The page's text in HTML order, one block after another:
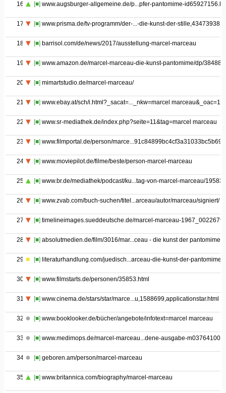
16 [■] www.augsburger-allgemeine.de/p...pfer-pantomime-
17 [■] www.prisma.de/tv-programm/der-...-die-kunst-der-stille,43473938
18 [■] barrisol.com/de/news/2017/ausstellung-marcel-marceau
19 [■] www.amazon.de/marcel-marceau-die-kunst-pantomime/dp/
20 [■] mimartstudio.de/marcel-marceau/
21 [■] www.ebay.at/sch/i.html?_sacat=..._nkw=marcel marceau&_oac=1
22 [■] www.sr-mediathek.de/index.php?seite=11&tag=marcel marceau
23 [■] www.filmportal.de/person/
24 [■] www.moviepilot.de/filme/beste/person-marcel-marceau
25 [■] www.br.de/mediathek/podcast/ku...tag-von-marcel-marceau/
26 [■] www.zvab.com/buch-suchen/titel...arceau/autor/marceau/signiert/
27 [■] timelineimages.sueddeutsche.de/marcel-marceau-
28 [■] absolutmedien.de/film/3016/mar...ceau - die kunst der pantomime
29 [■] literaturhandlung.com/juedisch...arceau-die-kunst-der-pantomime
30 [■] www.filmstarts.de/personen/35853.html
31 [■] www.cinema.de/stars/star/marce...u,1588699,applicationstar.html
32 [■] www.booklooker.de/bücher/angebote/infotext=marcel marceau
33 [■] www.medimops.de/marcel-marceau...dene-ausgabe-
34 [■] geboren.am/person/marcel-marceau
35 [■] www.britannica.com/biography/marcel-marceau